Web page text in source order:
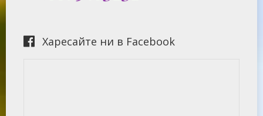
Харесайте ни в Facebook